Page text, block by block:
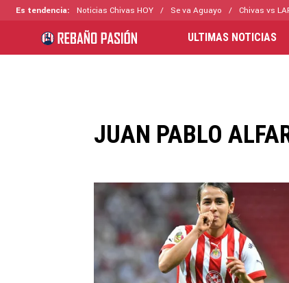
Es tendencia: Noticias Chivas HOY Se va Aguayo Chivas vs
ULTIMAS NOTICIAS
JUAN PABLO